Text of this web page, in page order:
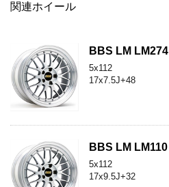
関連ホイール
BBS LM LM274
5x112
17x7.5J+48
BBS LM LM110
5x112
17x9.5J+32